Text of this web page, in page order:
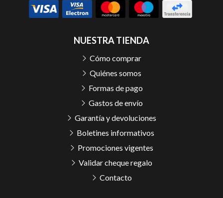
NUESTRA TIENDA
Cómo comprar
Quiénes somos
Formas de pago
Gastos de envío
Garantía y devoluciones
Boletines informativos
Promociones vigentes
Validar cheque regalo
Contacto